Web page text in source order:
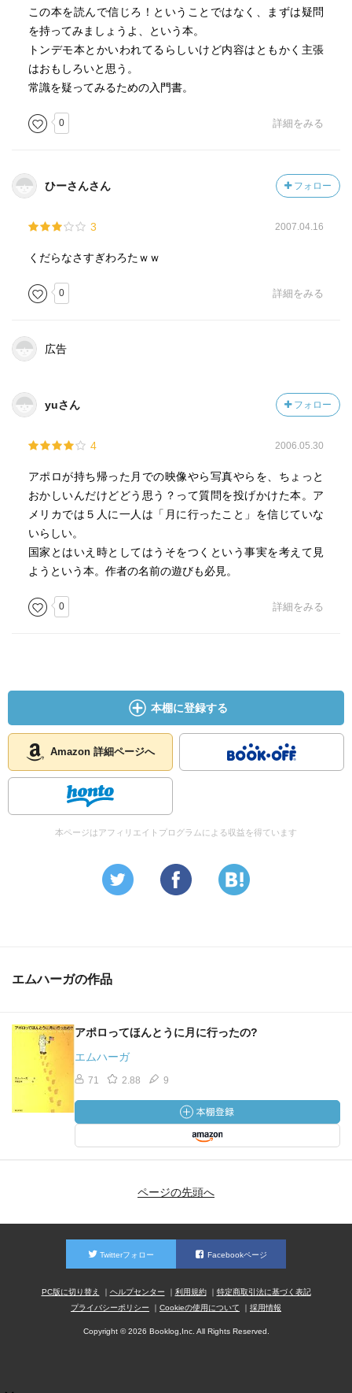
この本を読んで信じろ！ということではなく、まずは疑問
を持ってみましょうよ、という本。
トンデモ本とかいわれてるらしいけど内容はともかく主張
はおもしろいと思う。
常識を疑ってみるための入門書。
0 詳細をみる
ひーさんさん フォロー
3 2007.04.16
くだらなさすぎわろたｗｗ
0 詳細をみる
広告
yuさん フォロー
4 2006.05.30
アポロが持ち帰った月での映像やら写真やらを、ちょっと
おかしいんだけどどう思う？って質問を投げかけた本。ア
メリカでは５人に一人は「月に行ったこと」を信じていな
いらしい。
国家とはいえ時としてはうそをつくという事実を考えて見
ようという本。作者の名前の遊びも必見。
0 詳細をみる
本棚に登録する
Amazon 詳細ページへ
本ページはアフィリエイトプログラムによる収益を得ています
エムハーガの作品
アポロってほんとうに月に行ったの?
エムハーガ
71 2.88 9
ページの先頭へ
Twitterフォロー Facebookページ
PC版に切り替え ヘルプセンター 利用規約
特定商取引法に基づく表記
プライバシーポリシー
Cookieの使用について 採用情報
Copyright © 2026 Booklog,Inc. All Rights Reserved.